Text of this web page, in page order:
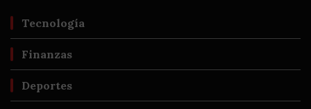
Tecnología
Finanzas
Deportes